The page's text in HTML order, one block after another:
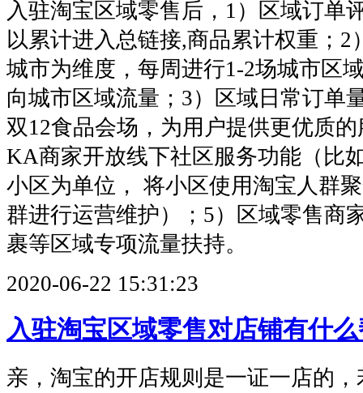
入驻淘宝区域零售后，1）区域订单
以累计进入总链接,商品累计权重；2
城市为维度，每周进行1-2场城市区
向城市区域流量；3）区域日常订单
双12食品会场，为用户提供更优质
KA商家开放线下社区服务功能（比
小区为单位， 将小区使用淘宝人群
群进行运营维护）；5）区域零售商
裹等区域专项流量扶持。
2020-06-22 15:31:23
入驻淘宝区域零售对店铺有什
亲，淘宝的开店规则是一证一店的